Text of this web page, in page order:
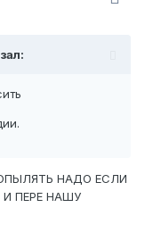
НАДО ЕСЛИ
ПЕРЕ НАШУ